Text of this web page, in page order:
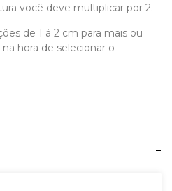
você deve multiplicar por 2.
de 1 á 2 cm para mais ou
hora de selecionar o